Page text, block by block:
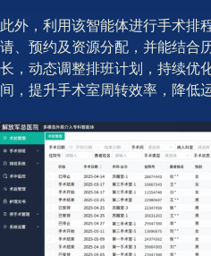
此外，利用该智能体进行手术排
请、预约及资源分配，并能结合
长，动态调整排班计划，持续优
间，提升手术室周转效率，降低